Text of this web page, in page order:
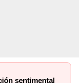
sentimental